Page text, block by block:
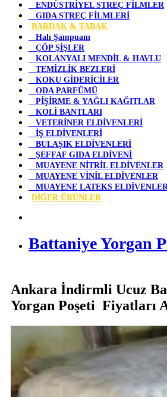
ENDÜSTRİYEL STREÇ FİLMLER
GIDA STREÇ FİLMLERİ
BARDAK & TABAK
Halı Şampuanı
ÇÖP ŞİŞLER
KOLANYALI MENDİL & HAVLU
TEMİZLİK BEZLERİ
KOKU GİDERİCİLER
ODA PARFÜMÜ
PİŞİRME & YAĞLI KAĞITLAR
KOLİ BANTLARI
VETERİNER ELDİVENLERİ
İŞ ELDİVENLERİ
BULAŞIK ELDİVENLERİ
ŞEFFAF GIDA ELDİVENİ
MUAYENE NİTRİL ELDİVENLER
MUAYENE VİNİL ELDİVENLER
MUAYENE LATEKS
DİĞER ÜRÜNLER
Battaniye Yorgan
Ankara İndirmli Ucuz
Yorgan Poşeti Fiyatları